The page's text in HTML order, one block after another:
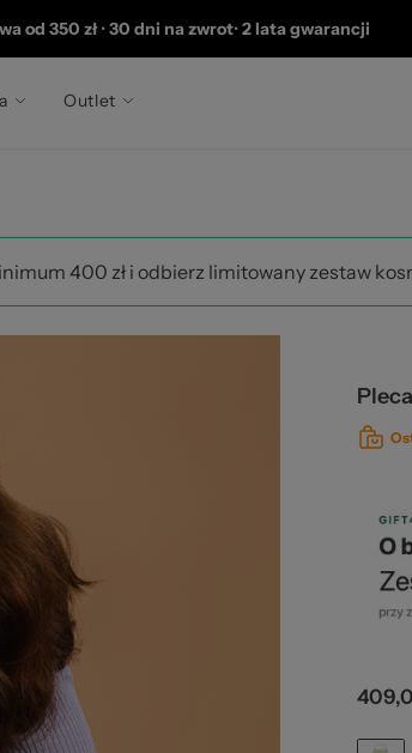
od 350 zł •30 dni na zwrot•2 lata gwarancji
Outlet
400 zł i odbierz limitowany zestaw